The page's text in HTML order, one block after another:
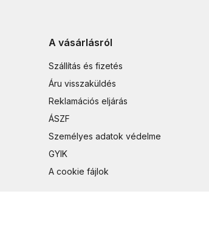
A vásárlásról
Szállítás és fizetés
Áru visszaküldés
Reklamációs eljárás
ÁSZF
Személyes adatok védelme
GYIK
A cookie fájlok